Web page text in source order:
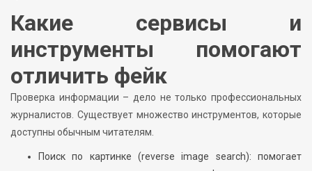
Какие сервисы и
инструменты помогают
отличить фейк
Проверка информации – дело не только профессиональных
журналистов. Существует множество инструментов, которые
доступны обычным читателям.
Поиск по картинке (reverse image search): помогает